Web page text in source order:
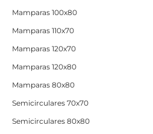
Mamparas 100x80
Mamparas 110x70
Mamparas 120x70
Mamparas 120x80
Mamparas 80x80
Semicirculares 70x70
Semicirculares 80x80